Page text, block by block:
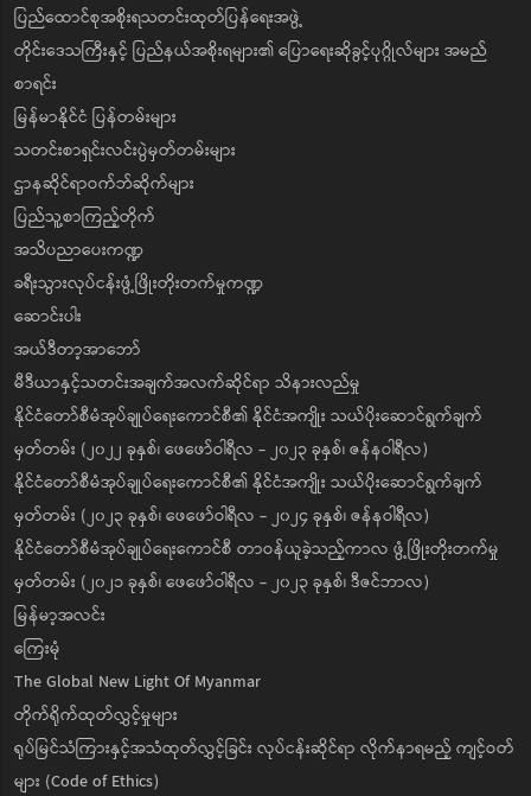
ပြည်ထောင်စုအစိုးရသတင်းထုတ်ပြန်ရေးအဖွဲ့
တိုင်းဒေသကြီးနှင့် ပြည်နယ်အစိုးရများ၏ ပြောရေးဆိုခွင့်ပုဂ္ဂိုလ်များ အမည်
စာရင်း
မြန်မာနိုင်ငံ ပြန်တမ်းများ
သတင်းစာရှင်းလင်းပွဲမှတ်တမ်းများ
ဌာနဆိုင်ရာဝက်ဘ်ဆိုက်များ
ပြည်သူ့စာကြည့်တိုက်
အသိပညာပေးကဏ္ဍ
ခရီးသွားလုပ်ငန်းဖွံ့ဖြိုးတိုးတက်မှုကဏ္ဍ
ဆောင်းပါး
အယ်ဒီတာ့အာဘော်
မီဒီယာနှင့်သတင်းအချက်အလက်ဆိုင်ရာ သိနားလည်မှု
နိုင်ငံတော်စီမံအုပ်ချုပ်ရေးကောင်စီ၏ နိုင်ငံအကျိုး သယ်ပိုးဆောင်ရွက်ချက်
မှတ်တမ်း (၂၀၂၂ ခုနှစ်၊ ဖေဖော်ဝါရီလ - ၂၀၂၃ ခုနှစ်၊ ဇန်နဝါရီလ)
နိုင်ငံတော်စီမံအုပ်ချုပ်ရေးကောင်စီ၏ နိုင်ငံအကျိုး သယ်ပိုးဆောင်ရွက်ချက်
မှတ်တမ်း (၂၀၂၃ ခုနှစ်၊ ဖေဖော်ဝါရီလ - ၂၀၂၄ ခုနှစ်၊ ဇန်နဝါရီလ)
နိုင်ငံတော်စီမံအုပ်ချုပ်ရေးကောင်စီ တာဝန်ယူခဲ့သည့်ကာလ ဖွံ့ဖြိုးတိုးတက်မှု
မှတ်တမ်း (၂၀၂၁ ခုနှစ်၊ ဖေဖော်ဝါရီလ - ၂၀၂၃ ခုနှစ်၊ ဒီဇင်ဘာလ)
မြန်မာ့အလင်း
ကြေးမုံ
The Global New Light Of Myanmar
တိုက်ရိုက်ထုတ်လွှင့်မှုများ
ရုပ်မြင်သံကြားနှင့်အသံထုတ်လွှင့်ခြင်း လုပ်ငန်းဆိုင်ရာ လိုက်နာရမည့် ကျင့်ဝတ်
များ (Code of Ethics)